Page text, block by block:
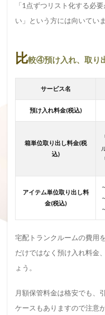
「1点ずつリスト化する必
い」という方には向いてい
比較④預け入れ、取り
サービス名
預け入れ料金(税込)
箱単位取り出し料金(税
込)
アイテム単位取り出し料
金(税込)
宅配トランクルームの費用
だけではなく預け入れ料金
ょう。
月額保管料金は格安でも、
ケースもありますので注意